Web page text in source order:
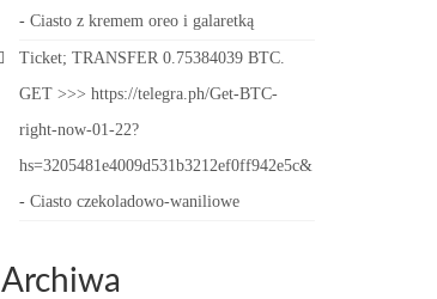
- Ciasto z kremem oreo i galaretką
Ticket; TRANSFER 0.75384039 BTC.
GET >>> https://telegra.ph/Get-BTC-
right-now-01-22?
hs=3205481e4009d531b3212ef0ff942e5c&
- Ciasto czekoladowo-waniliowe
Archiwa